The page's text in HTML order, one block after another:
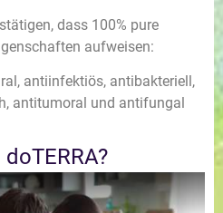
dass 100% pure
aufweisen:
antiinfektiös, antibakteriell,
antitumoral und antifungal